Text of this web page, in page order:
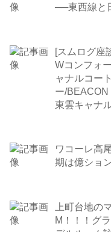
──東西線と
[スムログ座
Wコンフォ
ャナルコー
ー/BEACON
東雲キャナ
ワコーレ高
期は億ショ
上町台地の
M！！！グ